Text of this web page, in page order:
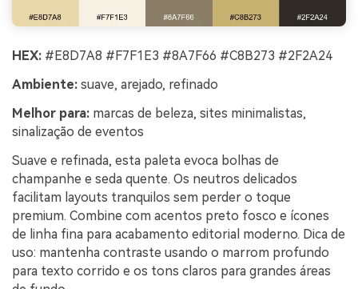
HEX: #E8D7A8 #F7F1E3 #8A7F66 #C8B273 #2F2A24
Ambiente: suave, arejado, refinado
Melhor para: marcas de beleza, sites minimalistas,
sinalização de eventos
Suave e refinada, esta paleta evoca bolhas de
champanhe e seda quente. Os neutros delicados
facilitam layouts tranquilos sem perder o toque
premium. Combine com acentos preto fosco e ícones
de linha fina para acabamento editorial moderno. Dica de
uso: mantenha contraste usando o marrom profundo
para texto corrido e os tons claros para grandes áreas